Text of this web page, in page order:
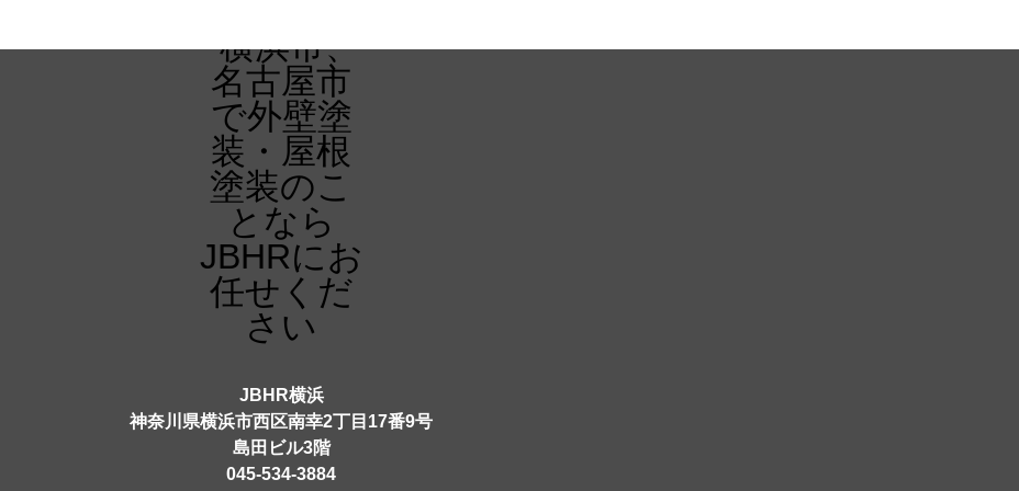
JBHR横浜
神奈川県横浜市西区南幸2丁目17番9号
島田ビル3階
045-534-3884